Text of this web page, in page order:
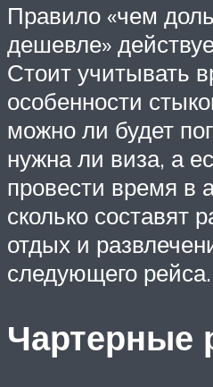
Правило «чем
дешевле»
Стоит учитывать
особенности
можно ли будет
нужна ли виза, а
провести время в
сколько составят
отдых и
следующего рейса.
Чартерные